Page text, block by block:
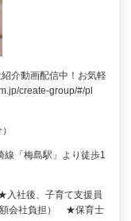
介動画配信中！お気軽
create-group/#/pl
「梅島駅」より徒歩1
社後、子育て支援員
額会社負担） ★保育士